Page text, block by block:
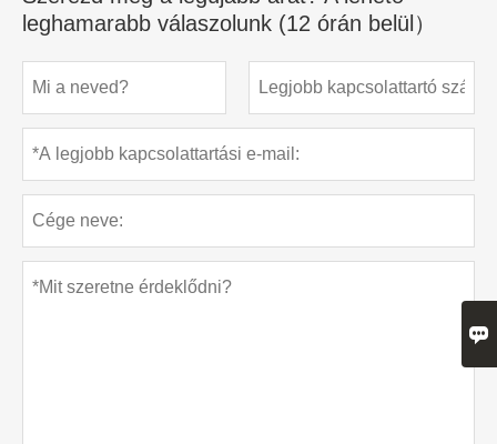
leghamarabb válaszolunk (12 órán belül）
